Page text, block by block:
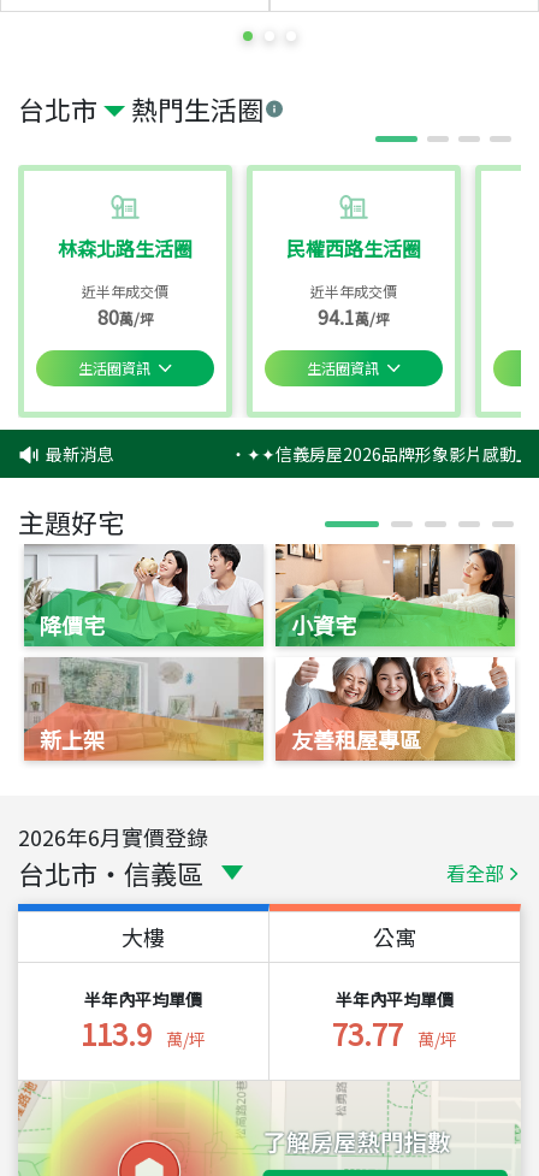
台北市 熱門生活圈
林森北路生活圈
近半年成交價
80萬/坪
生活圈資訊
民權西路生活圈
近半年成交價
94.1萬/坪
生活圈資訊
最新消息 ‧✦✦信義房屋2026品牌形象影片感動上
主題好宅
降價宅
新上架
小資宅
友善租屋專區
2026年6月實價登錄
台北市 ・ 信義區 看全部
大樓
半年內平均單價
113.9 萬/坪
公寓
半年內平均單價
73.77 萬/坪